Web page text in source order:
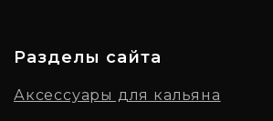
Разделы сайта
Аксессуары для кальяна